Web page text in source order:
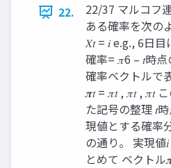
22.
22/37 マルコフ
ある確率を次の
𝑋𝑡 = 𝑖 e.g., 6日
確率= 𝜋6 – 𝑡時
確率ベクトルで
𝝅𝑡 = 𝜋𝑡 , 𝜋𝑡 , 𝜋𝑡
た記号の整理 𝑡
現値とする確率
の通り。 実現値
とめて ベクトル